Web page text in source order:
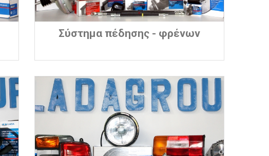
Σύστημα πέδησης - φρένων